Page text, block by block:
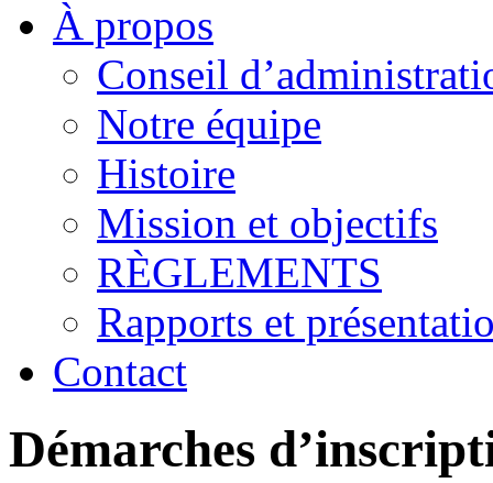
À propos
Conseil
Notre équipe
Histoire
Mission et objectifs
RÈGLEMENTS
Rapports et
Contact
Démarches